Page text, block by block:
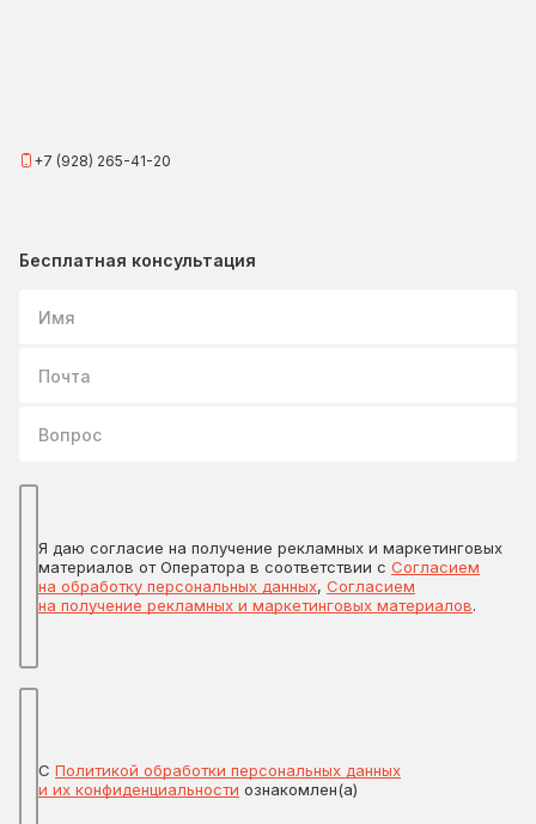
+7 (928) 265-41-20
Бесплатная консультация
Я даю согласие на получение рекламных и маркетинговых
материалов от Оператора в соответствии с Согласием
на обработку персональных данных, Согласием
на получение рекламных и маркетинговых материалов.
С Политикой обработки персональных данных
и их конфиденциальности ознакомлен(а)